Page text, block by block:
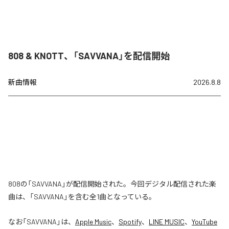
808 & KNOTT、「SAVVANA」を配信開始
新曲情報 2026.8.8
808の「SAVVANA」が配信開始された。今回デジタル配信された楽
曲は、「SAVVANA」を含む全1曲となっている。
なお「SAVVANA 」は、 Apple Music、 Spotify、 LINE MUSIC、 YouTube